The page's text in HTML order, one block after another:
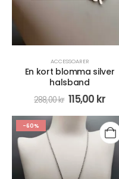
ACCESSOARER
En kort blomma silver
halsband
288,00kr 115,00 kr
-60%